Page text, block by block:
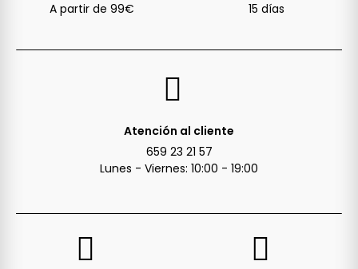
A partir de 99€
15 días
Atención al cliente
659 23 21 57
Lunes - Viernes: 10:00 - 19:00